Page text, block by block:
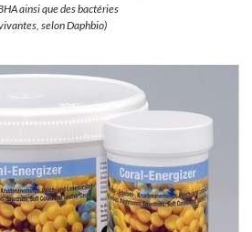
ainsi que des bactéries
selon Daphbio)